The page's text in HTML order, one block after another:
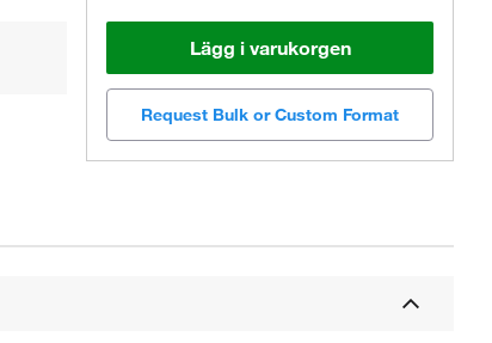
Lägg i varukorgen
Request Bulk or Custom Format